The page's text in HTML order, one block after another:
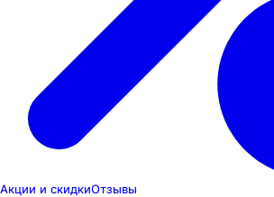
Акции и скидкиОтзывы